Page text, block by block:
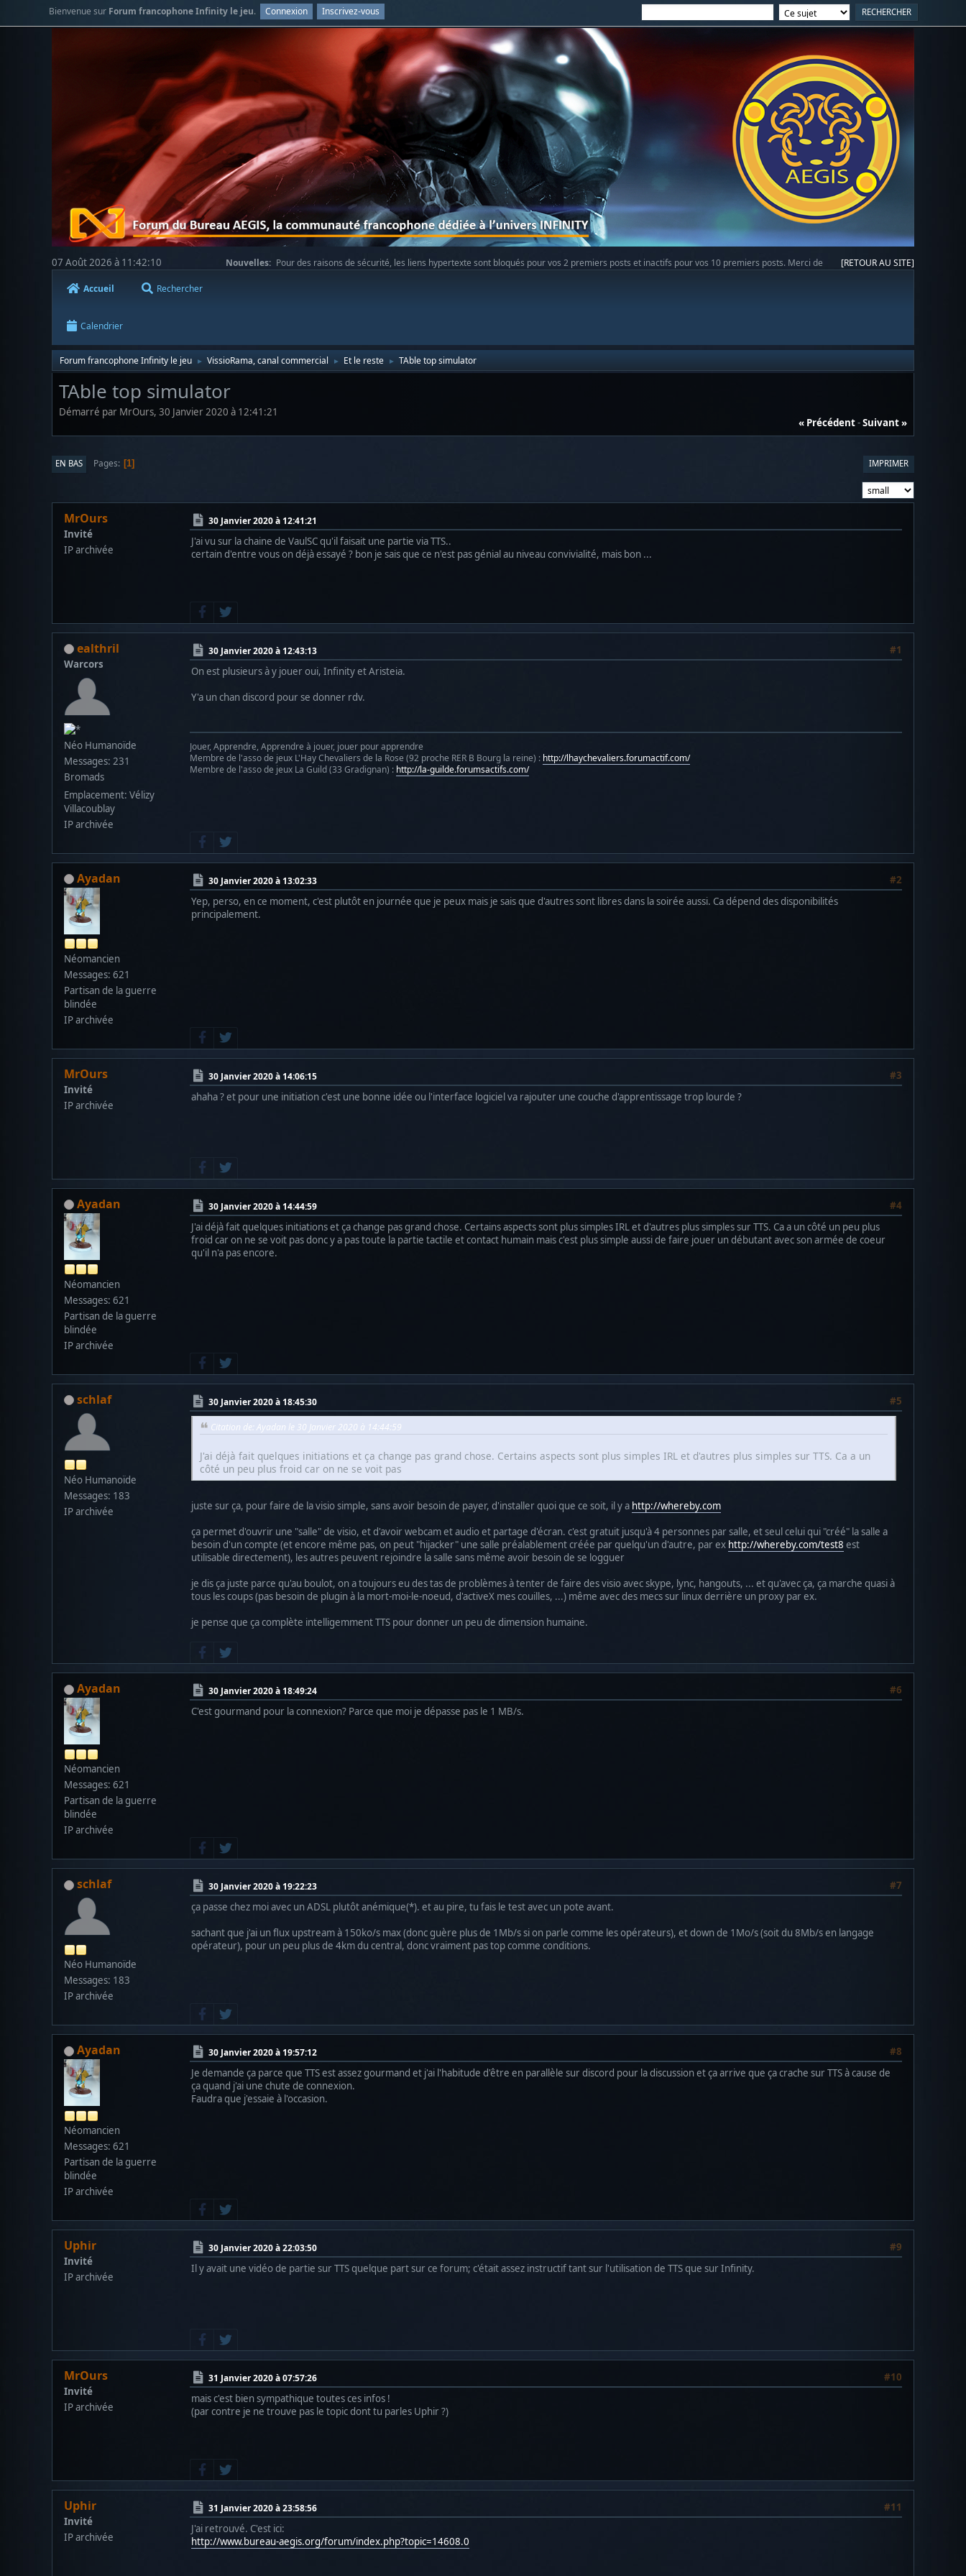
Bienvenue sur Forum francophone Infinity le jeu. Connexion Inscrivez-vous
[RETOUR AU SITE]
07 Août 2026 à 11:42:10 Nouvelles: Pour des raisons de sécurité, les liens hypertexte sont bloqués pour vos 2 premiers posts et inactifs pour vos 10 premiers posts. Merci de
Accueil
Rechercher
Calendrier
Forum francophone Infinity le jeu ► VissioRama, canal commercial ► Et le reste ► TAble top simulator
TAble top simulator
Démarré par MrOurs, 30 Janvier 2020 à 12:41:21
« Précédent-Suivant »
IMPRIMER
EN BAS Pages 1
MrOurs
Invité
IP archivée
30 Janvier 2020 à 12:41:21
J'ai vu sur la chaine de VaulSC qu'il faisait une partie via TTS..
certain d'entre vous on déjà essayé ? bon je sais que ce n'est pas génial au niveau convivialité, mais bon ...
ealthril
Warcors
Néo Humanoïde
Messages: 231
Bromads
Emplacement: Vélizy
Villacoublay
IP archivée
30 Janvier 2020 à 12:43:13
#1
On est plusieurs à y jouer oui, Infinity et Aristeia.
Y'a un chan discord pour se donner rdv.
Jouer, Apprendre, Apprendre à jouer, jouer pour apprendre
Membre de l'asso de jeux L'Hay Chevaliers de la Rose (92 proche RER B Bourg la reine) : http://lhaychevaliers.forumactif.com/
Membre de l'asso de jeux La Guild (33 Gradignan) : http://la-guilde.forumsactifs.com/
Ayadan
Néomancien
Messages: 621
Partisan de la guerre
blindée
IP archivée
30 Janvier 2020 à 13:02:33
#2
Yep, perso, en ce moment, c'est plutôt en journée que je peux mais je sais que d'autres sont libres dans la soirée aussi. Ca dépend des disponibilités
principalement.
MrOurs
Invité
IP archivée
30 Janvier 2020 à 14:06:15
#3
ahaha ? et pour une initiation c'est une bonne idée ou l'interface logiciel va rajouter une couche d'apprentissage trop lourde ?
Ayadan
Néomancien
Messages: 621
Partisan de la guerre
blindée
IP archivée
30 Janvier 2020 à 14:44:59
#4
J'ai déjà fait quelques initiations et ça change pas grand chose. Certains aspects sont plus simples IRL et d'autres plus simples sur TTS. Ca a un côté un peu plus
froid car on ne se voit pas donc y a pas toute la partie tactile et contact humain mais c'est plus simple aussi de faire jouer un débutant avec son armée de coeur
qu'il n'a pas encore.
schlaf
Néo Humanoïde
Messages: 183
IP archivée
30 Janvier 2020 à 18:45:30 #5
Citation de: Ayadan le 30 Janvier 2020 à 14:44:59
J'ai déjà fait quelques initiations et ça change pas grand chose. Certains aspects sont plus simples IRL et d'autres plus simples sur TTS. Ca a un
côté un peu plus froid car on ne se voit pas
juste sur ça, pour faire de la visio simple, sans avoir besoin de payer, d'installer quoi que ce soit, il y a http://whereby.com
ça permet d'ouvrir une "salle" de visio, et d'avoir webcam et audio et partage d'écran. c'est gratuit jusqu'à 4 personnes par salle, et seul celui qui "créé" la salle a
besoin d'un compte (et encore même pas, on peut "hijacker" une salle préalablement créée par quelqu'un d'autre, par ex http://whereby.com/test8 est
utilisable directement), les autres peuvent rejoindre la salle sans même avoir besoin de se logguer
je dis ça juste parce qu'au boulot, on a toujours eu des tas de problèmes à tenter de faire des visio avec skype, lync, hangouts, ... et qu'avec ça, ça marche quasi à
tous les coups (pas besoin de plugin à la mort-moi-le-noeud, d'activeX mes couilles, ...) même avec des mecs sur linux derrière un proxy par ex.
je pense que ça complète intelligemment TTS pour donner un peu de dimension humaine.
Ayadan
Néomancien
Messages: 621
Partisan de la guerre
blindée
IP archivée
30 Janvier 2020 à 18:49:24
#6
C'est gourmand pour la connexion? Parce que moi je dépasse pas le 1 MB/s.
schlaf
Néo Humanoïde
Messages: 183
IP archivée
30 Janvier 2020 à 19:22:23
#7
ça passe chez moi avec un ADSL plutôt anémique(*). et au pire, tu fais le test avec un pote avant.
sachant que j'ai un flux upstream à 150ko/s max (donc guère plus de 1Mb/s si on parle comme les opérateurs), et down de 1Mo/s (soit du 8Mb/s en langage
opérateur), pour un peu plus de 4km du central, donc vraiment pas top comme conditions.
Ayadan
Néomancien
Messages: 621
Partisan de la guerre
blindée
IP archivée
30 Janvier 2020 à 19:57:12
#8
Je demande ça parce que TTS est assez gourmand et j'ai l'habitude d'être en parallèle sur discord pour la discussion et ça arrive que ça crache sur TTS à cause de
ça quand j'ai une chute de connexion.
Faudra que j'essaie à l'occasion.
Uphir
Invité
IP archivée
30 Janvier 2020 à 22:03:50
#9
Il y avait une vidéo de partie sur TTS quelque part sur ce forum; c'était assez instructif tant sur l'utilisation de TTS que sur Infinity.
MrOurs
Invité
IP archivée
31 Janvier 2020 à 07:57:26
#10
mais c'est bien sympathique toutes ces infos !
(par contre je ne trouve pas le topic dont tu parles Uphir ?)
Uphir
Invité
IP archivée
31 Janvier 2020 à 23:58:56
#11
J'ai retrouvé. C'est ici:
http://www.bureau-aegis.org/forum/index.php?topic=14608.0